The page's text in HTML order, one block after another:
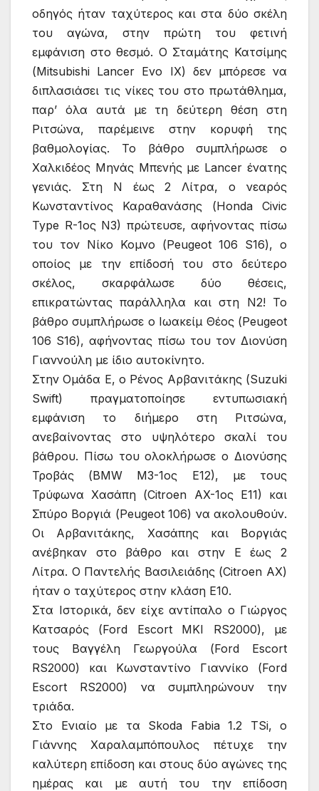
οδηγός ήταν ταχύτερος και στα δύο σκέλη
του αγώνα, στην πρώτη του φετινή
εμφάνιση στο θεσμό. Ο Σταμάτης Κατσίμης
(Mitsubishi Lancer Evo IX) δεν μπόρεσε να
διπλασιάσει τις νίκες του στο πρωτάθλημα,
παρ’ όλα αυτά με τη δεύτερη θέση στη
Ριτσώνα, παρέμεινε στην κορυφή της
βαθμολογίας. Το βάθρο συμπλήρωσε ο
Χαλκιδέος Μηνάς Μπενής με Lancer ένατης
γενιάς. Στη Ν έως 2 Λίτρα, ο νεαρός
Κωνσταντίνος Καραθανάσης (Honda Civic
Type R-1ος Ν3) πρώτευσε, αφήνοντας πίσω
του τον Νίκο Κομνο (Peugeot 106 S16), ο
οποίος με την επίδοσή του στο δεύτερο
σκέλος, σκαρφάλωσε δύο θέσεις,
επικρατώντας παράλληλα και στη Ν2! Το
βάθρο συμπλήρωσε ο Ιωακείμ Θέος (Peugeot
106 S16), αφήνοντας πίσω του τον Διονύση
Γιαννούλη με ίδιο αυτοκίνητο.
Στην Ομάδα Ε, ο Ρένος Αρβανιτάκης (Suzuki
Swift) πραγματοποίησε εντυπωσιακή
εμφάνιση το διήμερο στη Ριτσώνα,
ανεβαίνοντας στο υψηλότερο σκαλί του
βάθρου. Πίσω του ολοκλήρωσε ο Διονύσης
Τροβάς (BMW M3-1ος Ε12), με τους
Τρύφωνα Χασάπη (Citroen AX-1ος Ε11) και
Σπύρο Βοργιά (Peugeot 106) να ακολουθούν.
Οι Αρβανιτάκης, Χασάπης και Βοργιάς
ανέβηκαν στο βάθρο και στην Ε έως 2
Λίτρα. Ο Παντελής Βασιλειάδης (Citroen AX)
ήταν ο ταχύτερος στην κλάση Ε10.
Στα Ιστορικά, δεν είχε αντίπαλο ο Γιώργος
Κατσαρός (Ford Escort MKI RS2000), με
τους Βαγγέλη Γεωργούλα (Ford Escort
RS2000) και Κωνσταντίνο Γιαννίκο (Ford
Escort RS2000) να συμπληρώνουν την
τριάδα.
Στο Ενιαίο με τα Skoda Fabia 1.2 TSi, ο
Γιάννης Χαραλαμπόπουλος πέτυχε την
καλύτερη επίδοση και στους δύο αγώνες της
ημέρας και με αυτή του την επίδοση